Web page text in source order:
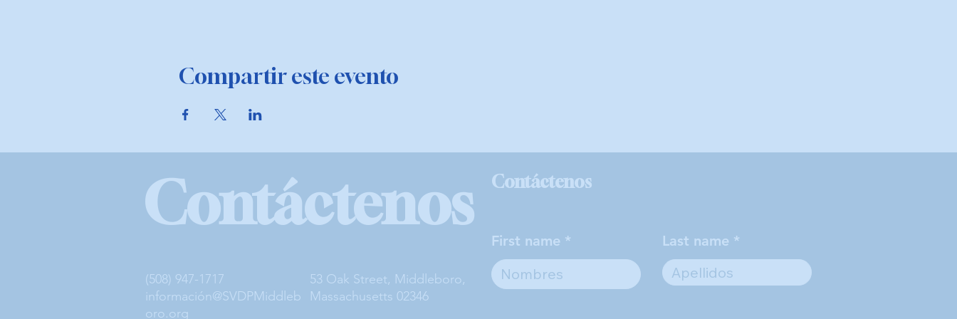
Compartir este evento
Contáctenos
(508) 947-1717
información@SVDPMiddleb
oro.org
53 Oak Street, Middleboro,
Massachusetts 02346
Contáctenos
First name Last name